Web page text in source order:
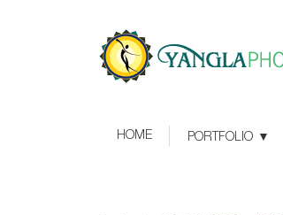
HOME PORTFOLIO